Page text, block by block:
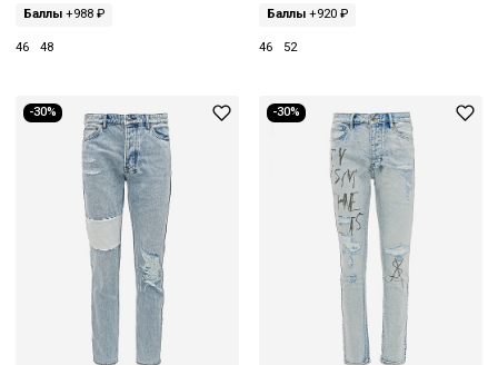
Баллы +988 ₽
46 48
Баллы+920 ₽
46 52
-30% -30%